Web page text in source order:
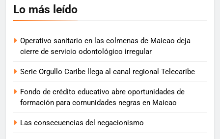
Lo más leído
Operativo sanitario en las colmenas de Maicao deja
cierre de servicio odontológico irregular
Serie Orgullo Caribe llega al canal regional Telecaribe
Fondo de crédito educativo abre oportunidades de
formación para comunidades negras en Maicao
Las consecuencias del negacionismo